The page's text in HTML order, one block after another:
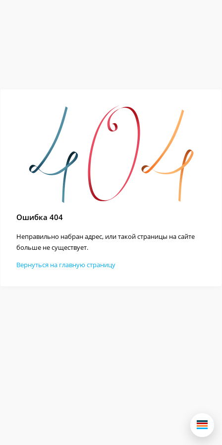
Ошибка 404
Неправильно набран адрес, или такой страницы на сайте
больше не существует.
Вернуться на главную страницу